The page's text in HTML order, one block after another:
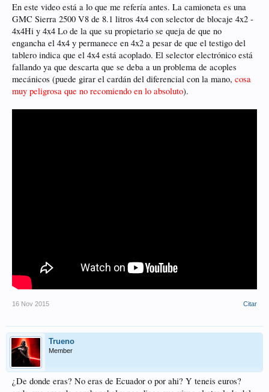
En este video está a lo que me refería antes. La camioneta es una
GMC Sierra 2500 V8 de 8.1 litros 4x4 con selector de blocaje 4x2 -
4x4Hi y 4x4 Lo de la que su propietario se queja de que no
engancha el 4x4 y permanece en 4x2 a pesar de que el testigo del
tablero indica que el 4x4 está acoplado. El selector electrónico está
fallando ya que descarta que se deba a un problema de acoples
mecánicos (puede girar el cardán del diferencial con la mano, cosa
muy peligrosa que no recomiendo en lo absoluto).
16 Nov 2015 Citar
Trueno
Member
¿De donde eras? No eras de Ecuador o por ahi? Y teneis euros?